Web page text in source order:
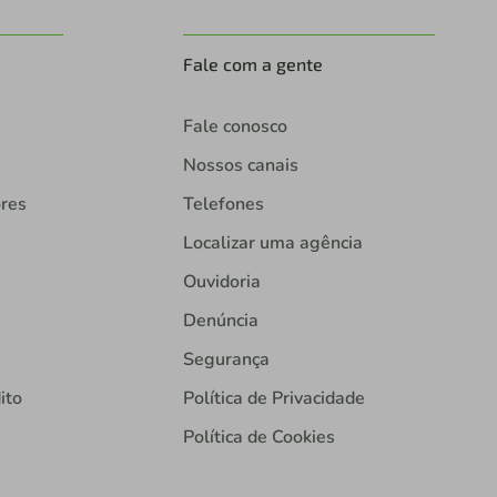
Fale com a gente
Fale conosco
Nossos canais
Telefones
Localizar uma agência
Ouvidoria
Denúncia
Segurança
Política de Privacidade
Política de Cookies